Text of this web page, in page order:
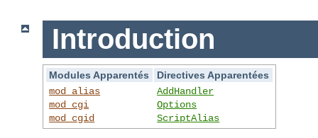
Introduction
Modules Apparentés
Directives Apparentées
mod_alias
mod_cgi
mod_cgid
AddHandler
Options
ScriptAlias